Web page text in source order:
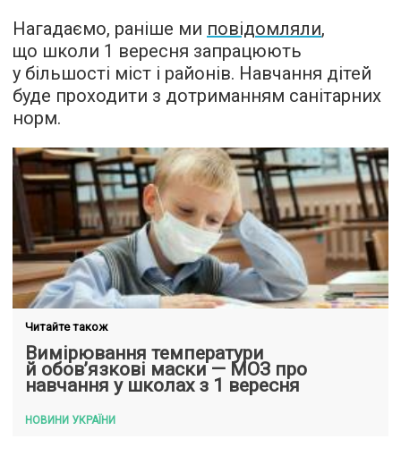
Нагадаємо, раніше ми повідомляли,
що школи 1 вересня запрацюють
у більшості міст і районів. Навчання дітей
буде проходити з дотриманням санітарних
норм.
Читайте також
Вимірювання температури
й обов’язкові маски — МОЗ про
навчання у школах з 1 вересня
НОВИНИ УКРАЇНИ